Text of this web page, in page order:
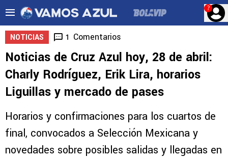
?
NOTICIAS 1 Comentarios
Noticias de Cruz Azul hoy, 28 de abril:
Charly Rodríguez, Erik Lira, horarios
Liguillas y mercado de pases
Horarios y confirmaciones para los cuartos de
final, convocados a Selección Mexicana y
novedades sobre posibles salidas y llegadas en